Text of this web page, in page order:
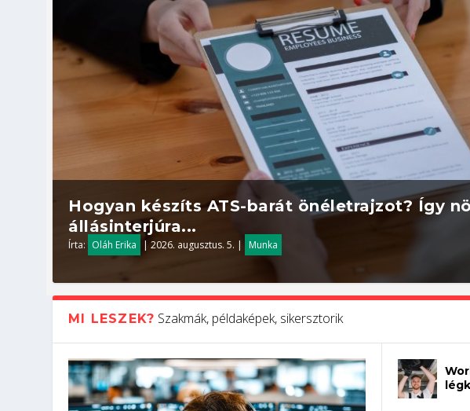
Hogyan készíts ATS-barát önéletrajzot? Így
állásinterjúra...
Írta: Oláh Erika |2026. augusztus. 5. | Munka
MI LESZEK? Szakmák, példaképek, sikersztorik